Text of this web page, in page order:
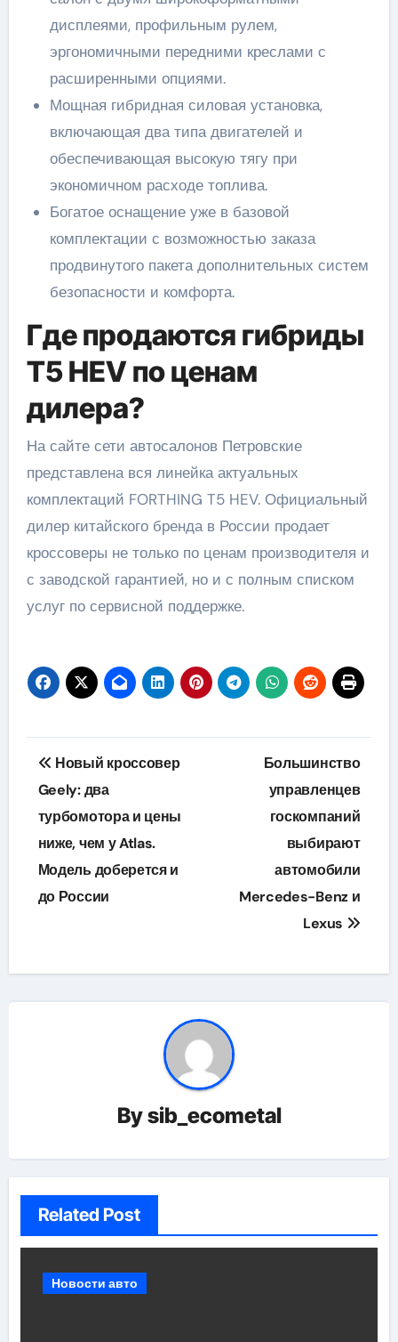
дисплеями, профильным рулем,
эргономичными передними креслами с
расширенными опциями.
Мощная гибридная силовая установка,
включающая два типа двигателей и
обеспечивающая высокую тягу при
экономичном расходе топлива.
Богатое оснащение уже в базовой
комплектации с возможностью заказа
продвинутого пакета дополнительных систем
безопасности и комфорта.
Где продаются гибриды
T5 HEV по ценам
дилера?
На сайте сети автосалонов Петровские
представлена вся линейка актуальных
комплектаций FORTHING T5 HEV. Официальный
дилер китайского бренда в России продает
кроссоверы не только по ценам производителя и
с заводской гарантией, но и с полным списком
услуг по сервисной поддержке.
Навигация
по
записям
Новый кроссовер
Geely: два
турбомотора и цены
ниже, чем у Atlas.
Модель доберется и
до России
Большинство
управленцев
госкомпаний
выбирают
автомобили
Mercedes-Benz и
Lexus
Bysib_ecometal
Related Post
Новости авто